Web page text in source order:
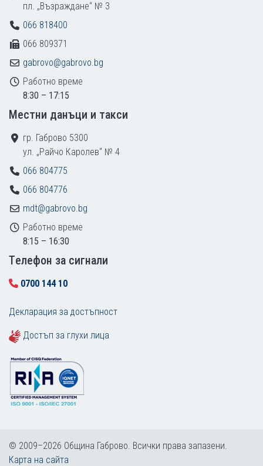
пл. „Възраждане“ № 3
066 818400
066 809371
gabrovo@gabrovo.bg
Работно време
8:30 – 17:15
Местни данъци и такси
гр. Габрово 5300
ул. „Райчо Каролев“ № 4
066 804775
066 804776
mdt@gabrovo.bg
Работно време
8:15 – 16:30
Tелефон за сигнали
0700 144 10
Декларация за достъпност
Достъп за глухи лица
© 2009–2026 Община Габрово. Всички права запазени.
Карта на сайта